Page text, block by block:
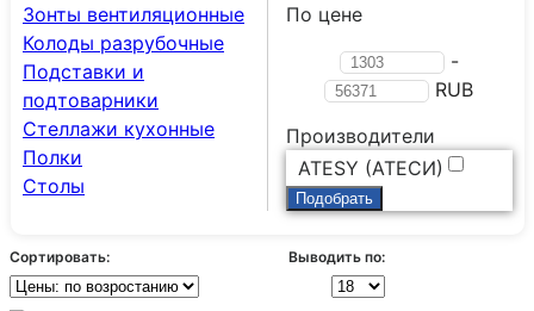
Зонты вентиляционные
Колоды разрубочные
Подставки и
подтоварники
Стеллажи кухонные
Полки
Столы
По цене
-
RUB
Производители
ATESY (АТЕСИ)
Сортировать: Выводить по: